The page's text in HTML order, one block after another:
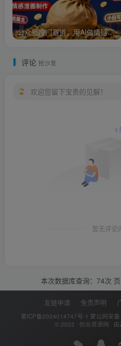
公众号冷门赛道，用AI做情感漫画，7天开通流量主，操作简单，小白可玩
评论 抢沙发
欢迎您留下宝贵的见解！
暂无评论
本次数据库查询：74次
友链申请 免责声明
蒙ICP备2024014747号-1 蒙公网安
© 2022 · 创业资源网 · 由